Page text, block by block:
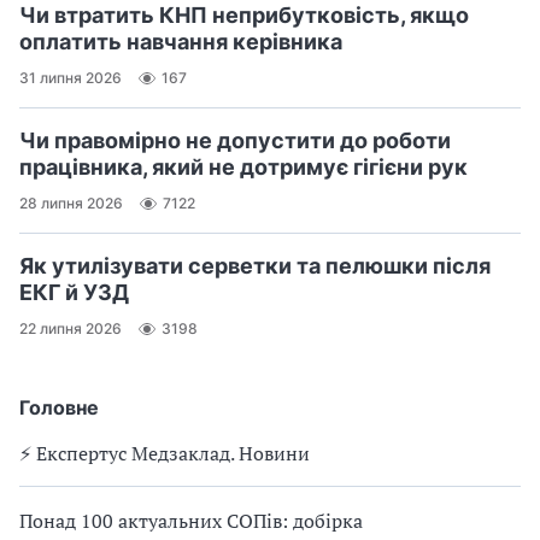
Головне
⚡️ Експертус Медзаклад. Новини
Понад 100 актуальних СОПів: добірка
Чи втратить КНП неприбутковість, якщо
оплатить навчання керівника
31 липня 2026 167
Чи правомірно не допустити до роботи
працівника, який не дотримує гігієни рук
28 липня 2026 7122
Як утилізувати серветки та пелюшки після
ЕКГ й УЗД
22 липня 2026 3198